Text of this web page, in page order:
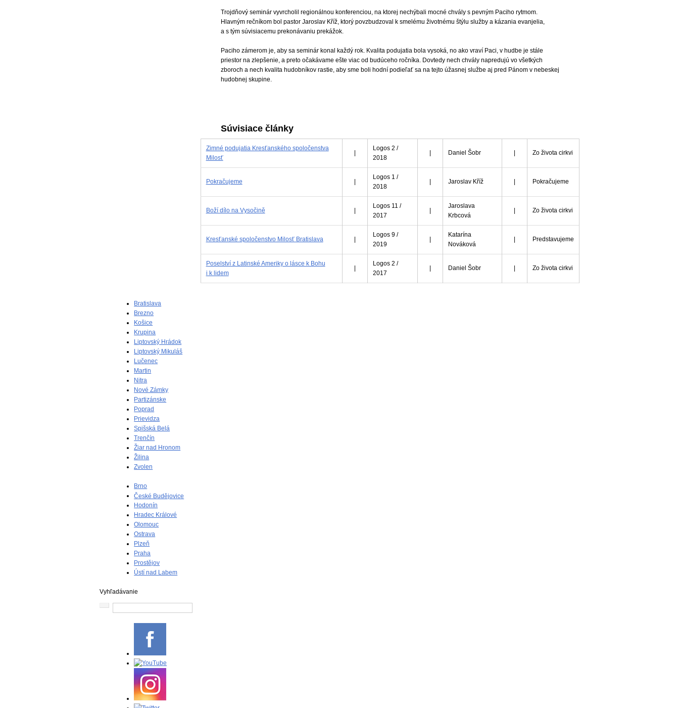
Trojdňový seminár vyvrcholil regionálnou konferenciou, na ktorej nechýbali mocné chvály s pevným Paciho rytmom.
Hlavným rečníkom bol pastor Jaroslav Kříž, ktorý povzbudzoval k smelému životnému štýlu služby a kázania evanjelia,
a s tým súvisiacemu prekonávaniu prekážok.
Paciho zámerom je, aby sa seminár konal každý rok. Kvalita podujatia bola vysoká, no ako vraví Paci, v hudbe je stále
priestor na zlepšenie, a preto očakávame ešte viac od budúceho ročníka. Dovtedy nech chvály napredujú vo všetkých
zboroch a nech kvalita hudobníkov rastie, aby sme boli hodní podieľať sa na tejto úžasnej službe aj pred Pánom v nebeskej
hudobnej skupine.
Súvisiace články
Zimné podujatia Kresťanského spoločenstva
Milosť
|
Logos 2 /
2018
| Daniel Šobr | Zo života cirkvi
Pokračujeme |
Logos 1 /
2018
| Jaroslav Kříž | Pokračujeme
Boží dílo na Vysočině |
Logos 11 /
2017
|
Jaroslava
Krbcová
| Zo života cirkvi
Kresťanské spoločenstvo Milosť Bratislava |
Logos 9 /
2019
|
Katarína
Nováková
| Predstavujeme
Poselství z Latinské Ameriky o lásce k Bohu
i k lidem
|
Logos 2 /
2017
| Daniel Šobr | Zo života cirkvi
Bratislava
Brezno
Košice
Krupina
Liptovský Hrádok
Liptovský Mikuláš
Lučenec
Martin
Nitra
Nové Zámky
Partizánske
Poprad
Prievidza
Spišská Belá
Trenčín
Žiar nad Hronom
Žilina
Zvolen
Brno
České Budějovice
Hodonín
Hradec Králové
Olomouc
Ostrava
Plzeň
Praha
Prostějov
Ústí nad Labem
Vyhľadávanie